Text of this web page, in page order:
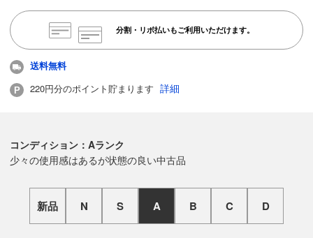
分割・リボ払いもご利用いただけます。
送料無料
220円分のポイント貯まります 詳細
コンディション：Aランク
少々の使用感はあるが状態の良い中古品
新品 N S A B C D